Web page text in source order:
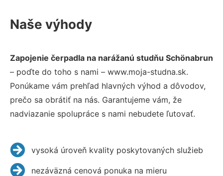
Naše výhody
Zapojenie čerpadla na narážanú studňu Schönabrun
– poďte do toho s nami – www.moja-studna.sk.
Ponúkame vám prehľad hlavných výhod a dôvodov,
prečo sa obrátiť na nás. Garantujeme vám, že
nadviazanie spolupráce s nami nebudete ľutovať.
vysoká úroveň kvality poskytovaných služieb
nezáväzná cenová ponuka na mieru